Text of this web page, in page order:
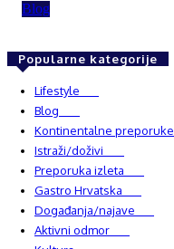
Blog
Popularne kategorije
Lifestyle
Blog
Kontinentalne preporuke
Istraži/doživi
Preporuka izleta
Gastro Hrvatska
Događanja/najave
Aktivni odmor